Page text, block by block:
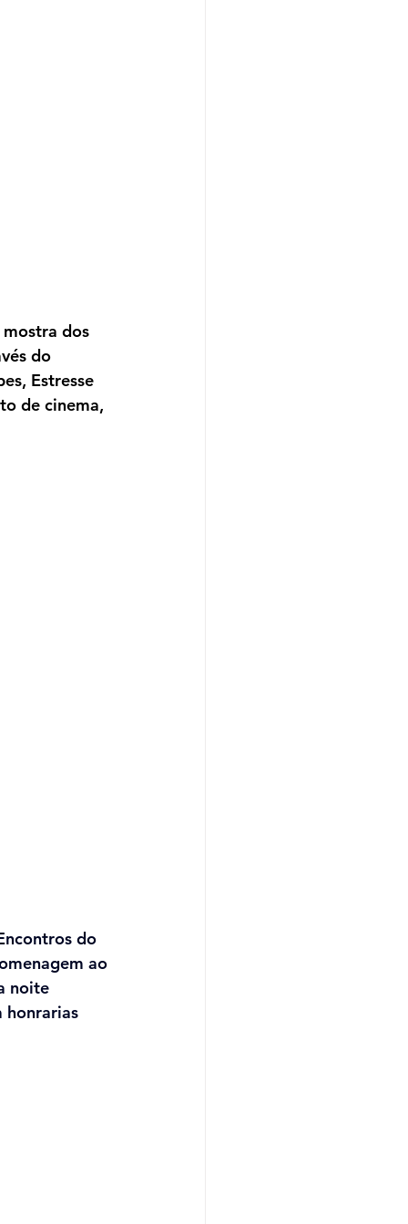
dos
do
Estresse
de cinema,
do
ao
noite
honrarias